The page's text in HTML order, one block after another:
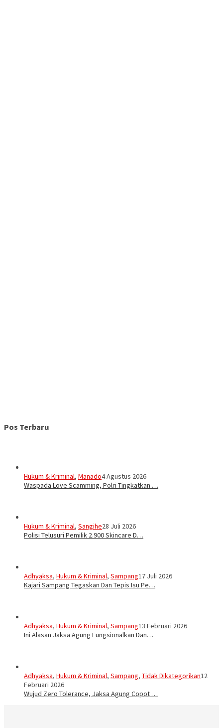
Pos Terbaru
Hukum & Kriminal, Manado4 Agustus 2026
Waspada Love Scamming, Polri Tingkatkan …
Hukum & Kriminal, Sangihe28 Juli 2026
Polisi Telusuri Pemilik 2.900 Skincare D…
Adhyaksa, Hukum & Kriminal, Sampang17 Juli 2026
Kajari Sampang Tegaskan Dan Tepis Isu Pe…
Adhyaksa, Hukum & Kriminal, Sampang13 Februari 2026
Ini Alasan Jaksa Agung Fungsionalkan Dan…
Adhyaksa, Hukum & Kriminal, Sampang, Tidak Dikategorikan12
Februari 2026
Wujud Zero Tolerance, Jaksa Agung Copot …